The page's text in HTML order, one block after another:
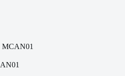
MCAN01